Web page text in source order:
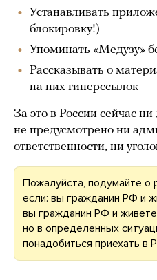
Устанавливать
блокировку!)
Упоминать «Медузу»
Рассказывать о
на них гиперссылок
За это в России сейчас ни
не предусмотрено ни
ответственности, ни
Пожалуйста, подумайте о
если: вы гражданин РФ и
вы гражданин РФ и живете
но в определенных
понадобиться приехать в